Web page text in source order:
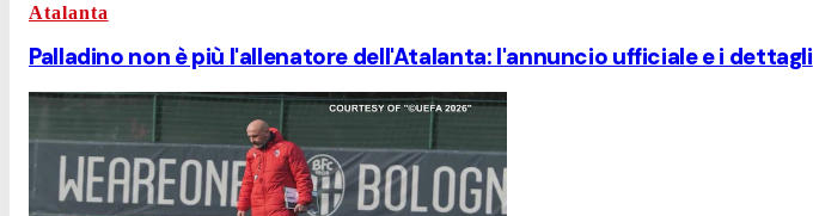
Atalanta
Palladino non è più l'allenatore dell'Atalanta: l'annuncio ufficiale e i dettagli